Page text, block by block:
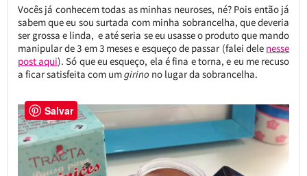
Vocês já conhecem todas as minhas neuroses, né? Pois então já
sabem que eu sou surtada com minha sobrancelha, que deveria
ser grossa e linda, e até seria se eu usasse o produto que mando
manipular de 3 em 3 meses e esqueço de passar (falei dele nesse
post aqui). Só que eu esqueço, ela é fina e torna, e eu me recuso
a ficar satisfeita com umgirino no lugar da sobrancelha.
Salvar